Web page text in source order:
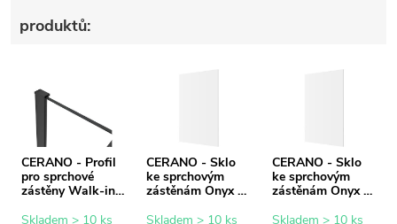
produktů:
CERANO - Profil
pro sprchové
zástěny Walk-in
černá matná - 15
Skladem > 10 ks
CERANO - Sklo
ke sprchovým
zástěnám Onyx -
transparentní sklo
Skladem > 10 ks
CERANO - Sklo
ke sprchovým
zástěnám Onyx -
transparentní sklo
Skladem > 10 ks